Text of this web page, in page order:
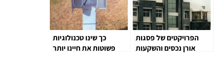
הפרויקטים של פסגות
אורן נכסים והשקעות
כך שינו טכנולוגיות
פשוטות את חיינו יותר